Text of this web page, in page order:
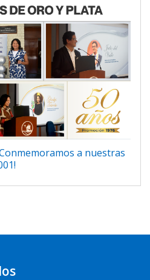
a nuestras